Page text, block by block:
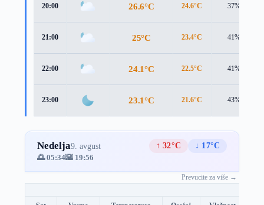
20:00 26.6°C 24.6°C 37%
21:00 25°C 23.4°C 41%
22:00 24.1°C 22.5°C 41%
23:00 23.1°C 21.6°C 43%
Nedelja9. avgust ↑ 32°C
↓ 17°C
🌅 05:34🌇 19:56
Prevucite za više →